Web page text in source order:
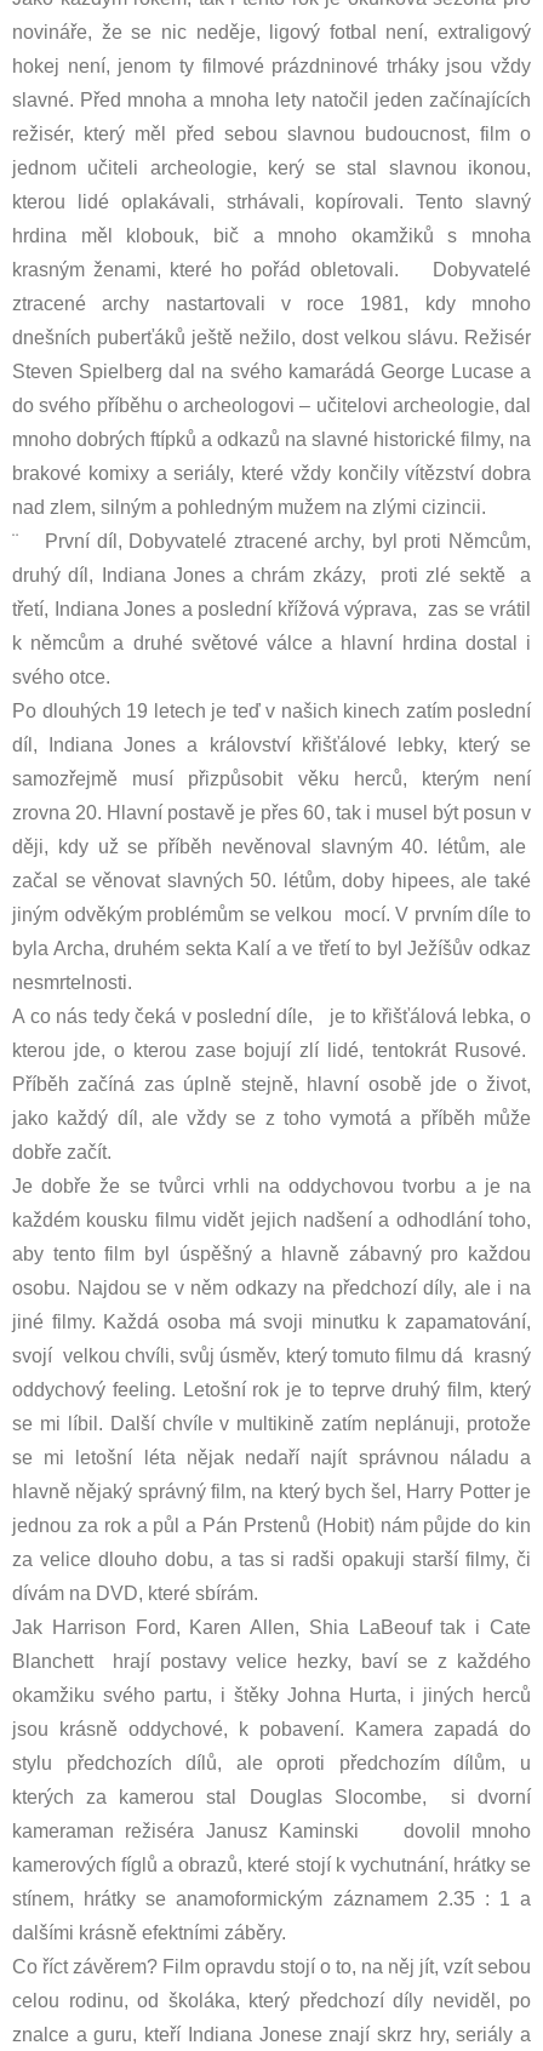
novináře, že se nic neděje, ligový fotbal není, extraligový
hokej není, jenom ty filmové prázdninové trháky jsou vždy
slavné. Před mnoha a mnoha lety natočil jeden začínajících
režisér, který měl před sebou slavnou budoucnost, film o
jednom učiteli archeologie, kerý se stal slavnou ikonou,
kterou lidé oplakávali, strhávali, kopírovali. Tento slavný
hrdina měl klobouk, bič a mnoho okamžiků s mnoha
krasným ženami, které ho pořád obletovali. Dobyvatelé
ztracené archy nastartovali v roce 1981, kdy mnoho
dnešních puberťáků ještě nežilo, dost velkou slávu. Režisér
Steven Spielberg dal na svého kamarádá George Lucase a
do svého příběhu o archeologovi – učitelovi archeologie, dal
mnoho dobrých ftípků a odkazů na slavné historické filmy, na
brakové komixy a seriály, které vždy končily vítězství dobra
nad zlem, silným a pohledným mužem na zlými cizincii.
¨ První díl, Dobyvatelé ztracené archy, byl proti Němcům,
druhý díl, Indiana Jones a chrám zkázy, proti zlé sektě a
třetí, Indiana Jones a poslední křížová výprava, zas se vrátil
k němcům a druhé světové válce a hlavní hrdina dostal i
svého otce.
Po dlouhých 19 letech je teď v našich kinech zatím poslední
díl, Indiana Jones a království křišťálové lebky, který se
samozřejmě musí přizpůsobit věku herců, kterým není
zrovna 20. Hlavní postavě je přes 60, tak i musel být posun v
ději, kdy už se příběh nevěnoval slavným 40. létům, ale
začal se věnovat slavných 50. létům, doby hipees, ale také
jiným odvěkým problémům se velkou mocí. V prvním díle to
byla Archa, druhém sekta Kalí a ve třetí to byl Ježíšův odkaz
nesmrtelnosti.
A co nás tedy čeká v poslední díle, je to křišťálová lebka, o
kterou jde, o kterou zase bojují zlí lidé, tentokrát Rusové.
Příběh začíná zas úplně stejně, hlavní osobě jde o život,
jako každý díl, ale vždy se z toho vymotá a příběh může
dobře začít.
Je dobře že se tvůrci vrhli na oddychovou tvorbu a je na
každém kousku filmu vidět jejich nadšení a odhodlání toho,
aby tento film byl úspěšný a hlavně zábavný pro každou
osobu. Najdou se v něm odkazy na předchozí díly, ale i na
jiné filmy. Každá osoba má svoji minutku k zapamatování,
svojí velkou chvíli, svůj úsměv, který tomuto filmu dá krasný
oddychový feeling. Letošní rok je to teprve druhý film, který
se mi líbil. Další chvíle v multikině zatím neplánuji, protože
se mi letošní léta nějak nedaří najít správnou náladu a
hlavně nějaký správný film, na který bych šel, Harry Potter je
jednou za rok a půl a Pán Prstenů (Hobit) nám půjde do kin
za velice dlouho dobu, a tas si radši opakuji starší filmy, či
dívám na DVD, které sbírám.
Jak Harrison Ford, Karen Allen, Shia LaBeouf tak i Cate
Blanchett hrají postavy velice hezky, baví se z každého
okamžiku svého partu, i štěky Johna Hurta, i jiných herců
jsou krásně oddychové, k pobavení. Kamera zapadá do
stylu předchozích dílů, ale oproti předchozím dílům, u
kterých za kamerou stal Douglas Slocombe, si dvorní
kameraman režiséra Janusz Kaminski dovolil mnoho
kamerových fíglů a obrazů, které stojí k vychutnání, hrátky se
stínem, hrátky se anamoformickým záznamem 2.35 : 1 a
dalšími krásně efektními záběry.
Co říct závěrem? Film opravdu stojí o to, na něj jít, vzít sebou
celou rodinu, od školáka, který předchozí díly neviděl, po
znalce a guru, kteří Indiana Jonese znají skrz hry, seriály a